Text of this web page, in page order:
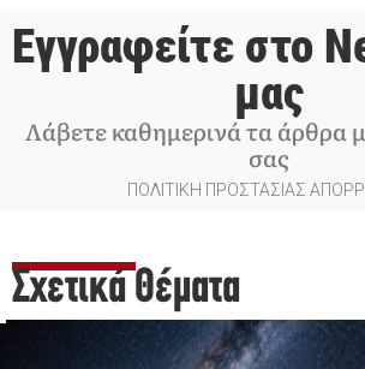
Εγγραφείτε στο
μας
Λάβετε καθημερινά τα άρθρα
σας
ΠΟΛΙΤΙΚΗ ΠΡΟΣΤΑΣΙΑΣ
Σχετικά Θέματα